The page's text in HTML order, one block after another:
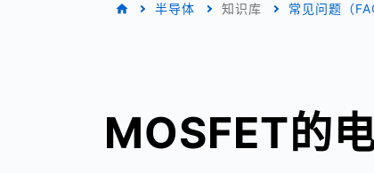
半导体 知识库 常见问题（
MOSFET的